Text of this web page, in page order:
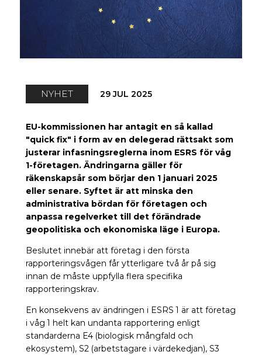
NYHET 29 JUL 2025
EU-kommissionen har antagit en så kallad
"quick fix" i form av en delegerad rättsakt som
justerar infasningsreglerna inom ESRS för våg
1-företagen. Ändringarna gäller för
räkenskapsår som börjar den 1 januari 2025
eller senare. Syftet är att minska den
administrativa bördan för företagen och
anpassa regelverket till det förändrade
geopolitiska och ekonomiska läge i Europa.
Beslutet innebär att företag i den första
rapporteringsvågen får ytterligare två år på sig
innan de måste uppfylla flera specifika
rapporteringskrav.
En konsekvens av ändringen i ESRS 1 är att företag
i våg 1 helt kan undanta rapportering enligt
standarderna E4 (biologisk mångfald och
ekosystem), S2 (arbetstagare i värdekedjan), S3